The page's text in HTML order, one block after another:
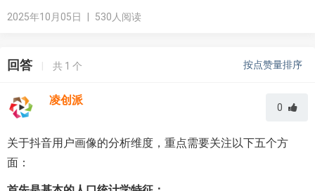
2025年10月05日 530人阅读
回答 | 共 1 个 按点赞量排序
凌创派
0
关于抖音用户画像的分析维度，重点需要关注以下五个方
面：